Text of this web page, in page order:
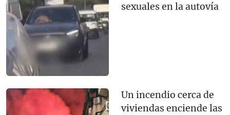
sexuales en la autovía
Un incendio cerca de
viviendas enciende las